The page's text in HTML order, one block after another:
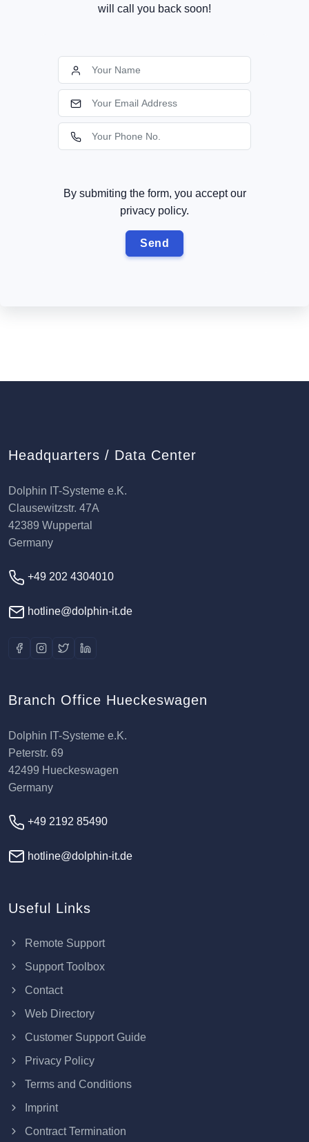
will call you back soon!
By submiting the form, you accept our
privacy policy.
Headquarters / Data Center
Dolphin IT-Systeme e.K.
Clausewitzstr. 47A
42389 Wuppertal
Germany
+49 202 4304010
hotline@dolphin-it.de
Branch Office Hueckeswagen
Dolphin IT-Systeme e.K.
Peterstr. 69
42499 Hueckeswagen
Germany
+49 2192 85490
hotline@dolphin-it.de
Useful Links
Remote Support
Support Toolbox
Contact
Web Directory
Customer Support Guide
Privacy Policy
Terms and Conditions
Imprint
Contract Termination